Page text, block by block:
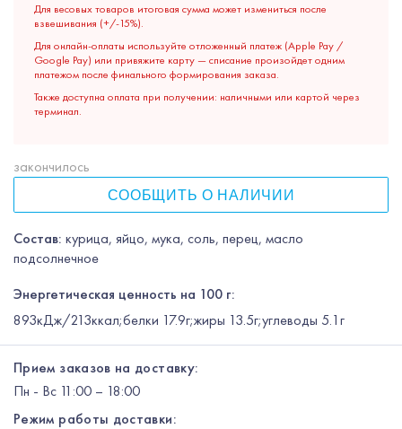
Для весовых товаров итоговая сумма может измениться после
взвешивания (+/-15%).
Для онлайн-оплаты используйте отложенный платеж (Apple Pay /
Google Pay) или привяжите карту — списание произойдет одним
платежом после финального формирования заказа.
Также доступна оплата при получении: наличными или картой через
терминал.
Состав: курица, яйцо, мука, соль, перец, масло
подсолнечное
Энергетическая ценность на 100 г:
893кДж/213ккал;белки 17.9г;жиры 13.5г;углеводы 5.1г
закончилось
СООБЩИТЬ О НАЛИЧИИ
Прием заказов на доставку:
Пн - Вс 11:00 – 18:00
Режим работы доставки: